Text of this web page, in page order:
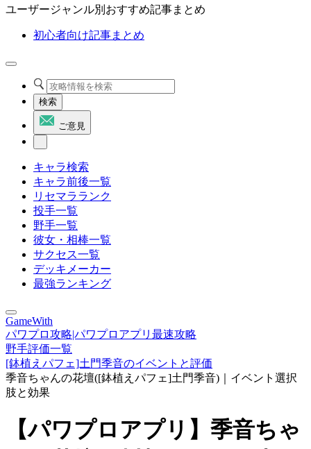
ユーザージャンル別おすすめ記事まとめ
初心者向け記事まとめ
検索
ご意見
キャラ検索
キャラ前後一覧
リセマラランク
投手一覧
野手一覧
彼女・相棒一覧
サクセス一覧
デッキメーカー
最強ランキング
GameWith
パワプロ攻略|パワプロアプリ最速攻略
野手評価一覧
[鉢植えパフェ]土門季音のイベントと評価
季音ちゃんの花壇([鉢植えパフェ]土門季音)｜イベント選択
肢と効果
【パワプロアプリ】季音ちゃ